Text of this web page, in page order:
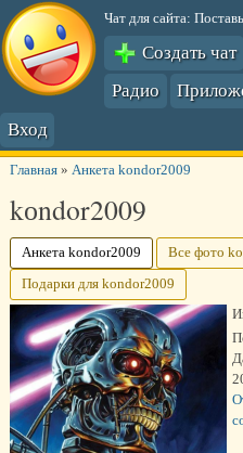
Чат для сайта:
Создать чат
Радио
Вход
Главная» Анкета kоndor2009
kоndor2009
Анкета kоndor2009 Все фото
Подарки для kоndor2009